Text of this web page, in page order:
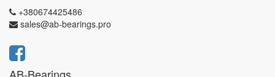
+380674425486
sales@ab-bearings.pro